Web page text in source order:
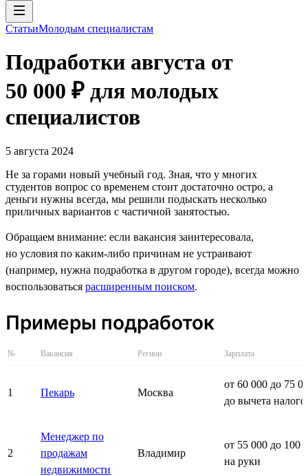
СтатьиМолодым специалистам
Подработки августа от
50 000 ₽ для молодых
специалистов
5 августа 2024
Не за горами новый учебный год. Зная, что у многих
студентов вопрос со временем стоит достаточно остро, а
деньги нужны всегда, мы решили подыскать несколько
приличных вариантов с частичной занятостью.
Обращаем внимание: если вакансия заинтересовала,
но условия по каким-либо причинам не устраивают
(например, нужна подработка в другом городе), всегда можно
воспользоваться расширенным поиском.
Примеры подработок
№ Вакансия Регион Зарплата
1 Пекарь Москва
от 60 000 до 75
до вычета
2
Менеджер по
продажам
недвижимости
Владимир
от 55 000 до 100
на руки